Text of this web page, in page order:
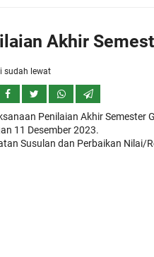
Akhir
sudah lewat
Penilaian Akhir Semester
11 Desember 2023.
Susulan dan Perbaikan Nilai/